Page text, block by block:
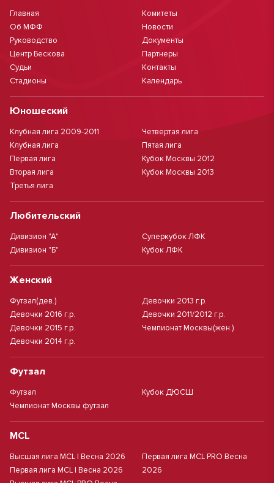
Главная
Об МФФ
Руководство
Центр Бескова
Судьи
Стадионы
Комитеты
Новости
Документы
Партнеры
Контакты
Календарь
Юношеский
Клубная лига 2009-2011
Клубная лига
Первая лига
Вторая лига
Третья лига
Четвертая лига
Пятая лига
Кубок Москвы 2012
Кубок Москвы 2013
Любительский
Дивизион "А"
Дивизион "Б"
Суперкубок ЛФК
Кубок ЛФК
Женский
Футзал(дев.)
Девочки 2016 г.р.
Девочки 2015 г.р.
Девочки 2014 г.р.
Девочки 2013 г.р.
Девочки 2011/2012 г.р.
Чемпионат Москвы(жен.)
Футзал
Футзал
Чемпионат Москвы футзал
Кубок ДЮСШ
MCL
Высшая лига MCL | Весна 2026
Первая лига MCL | Весна 2026
Первая лига MCL PRO Весна
2026